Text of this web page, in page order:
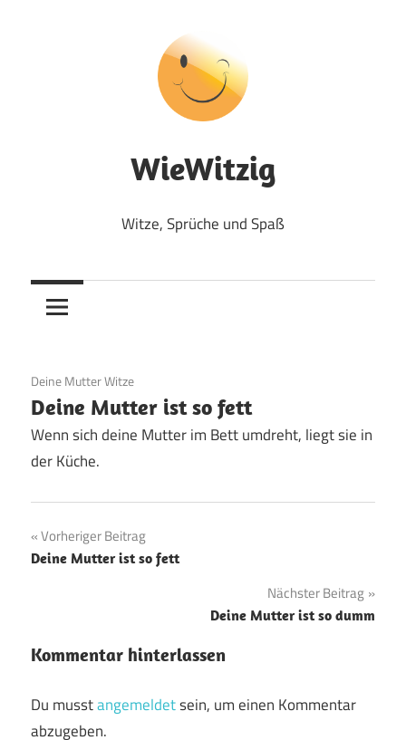
WieWitzig
Witze, Sprüche und Spaß
19. Juni 2020
Deine Mutter Witze
Deine Mutter ist so fett
Wenn sich deine Mutter im Bett umdreht, liegt sie in
der Küche.
Beitragsnavigation
Vorheriger Beitrag
Deine Mutter ist so fett
Nächster Beitrag
Deine Mutter ist so dumm
Kommentar hinterlassen
Du musstangemeldetsein, um einen Kommentar
abzugeben.